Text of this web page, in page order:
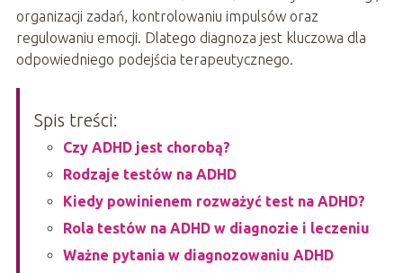
organizacji zadań, kontrolowaniu impulsów oraz
regulowaniu emocji. Dlatego diagnoza jest kluczowa dla
odpowiedniego podejścia terapeutycznego.
Spis treści:
Czy ADHD jest chorobą?
Rodzaje testów na ADHD
Kiedy powinienem rozważyć test na ADHD?
Rola testów na ADHD w diagnozie i leczeniu
Ważne pytania w diagnozowaniu ADHD